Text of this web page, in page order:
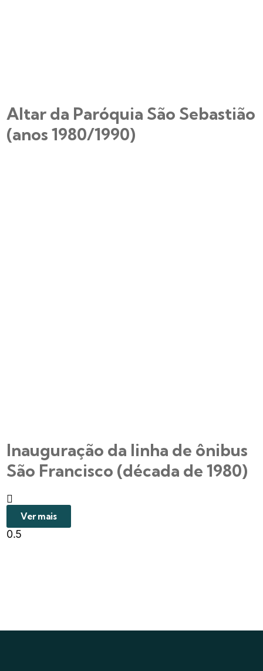
Altar da Paróquia São Sebastião
(anos 1980/1990)
Inauguração da linha de ônibus
São Francisco (década de 1980)
Ver mais